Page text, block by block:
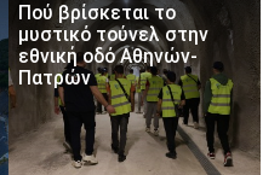
Πού βρίσκεται το
μυστικό τούνελ στην
εθνική οδό Αθηνών-
Πατρών